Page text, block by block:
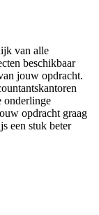
van alle
beschikbaar
jouw opdracht.
onderlinge
opdracht graag
een stuk beter